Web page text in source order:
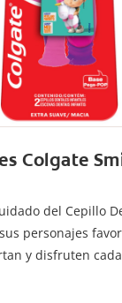
Colgate
del Cepillo
personajes
y disfruten